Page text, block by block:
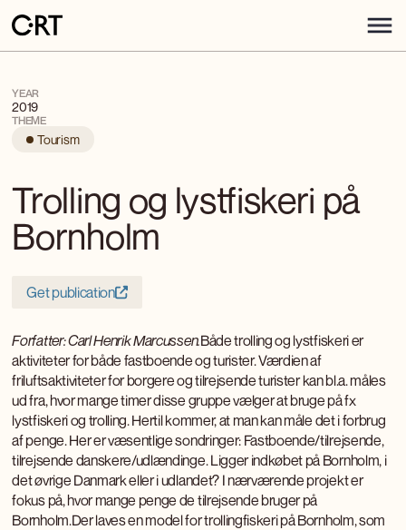
YEAR
2019
THEME
Tourism
Trolling og lystfiskeri på
Bornholm
Get publication
Forfatter: Carl Henrik Marcussen.Både trolling og lystfiskeri er
aktiviteter for både fastboende og turister. Værdien af
friluftsaktiviteter for borgere og tilrejsende turister kan bl.a. måles
ud fra, hvor mange timer disse gruppe vælger at bruge på fx
lystfiskeri og trolling. Hertil kommer, at man kan måle det i forbrug
af penge. Her er væsentlige sondringer: Fastboende/tilrejsende,
tilrejsende danskere/udlændinge. Ligger indkøbet på Bornholm, i
det øvrige Danmark eller i udlandet? I nærværende projekt er
fokus på, hvor mange penge de tilrejsende bruger på
Bornholm.Der laves en model for trollingfiskeri på Bornholm, som